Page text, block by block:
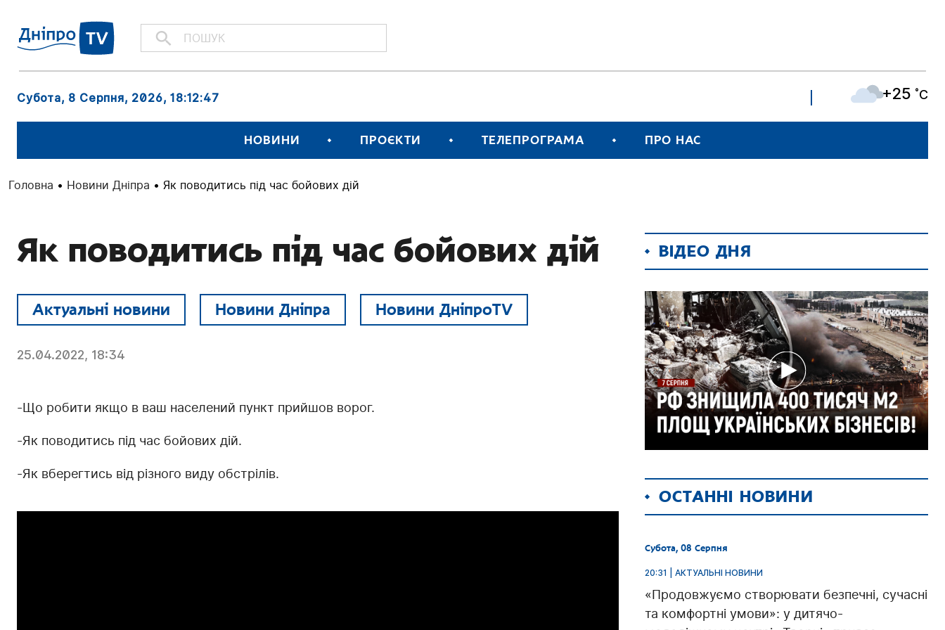
Субота, 8 Серпня, 2026, 18:12:48 +25 ˚C
НОВИНИ ПРОЄКТИ ТЕЛЕПРОГРАМА ПРО НАС
Головна • Новини Дніпра • Як поводитись під час бойових дій
Як поводитись під час бойових дій
Актуальні новини Новини Дніпра Новини ДніпроTV
25.04.2022, 18:34
-Що робити якщо в ваш населений пункт прийшов ворог.
-Як поводитись під час бойових дій.
-Як вберегтись від різного виду обстрілів.
ВІДЕО ДНЯ
ОСТАННІ НОВИНИ
Субота, 08 Серпня
20:31 | АКТУАЛЬНІ НОВИНИ
«Продовжуємо створювати безпечні, сучасні
та комфортні умови»: у дитячо-